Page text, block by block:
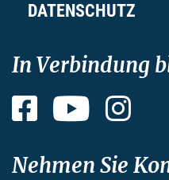
DATENSCHUTZ
In Verbindung
Facebook YouTube
Nehmen Sie